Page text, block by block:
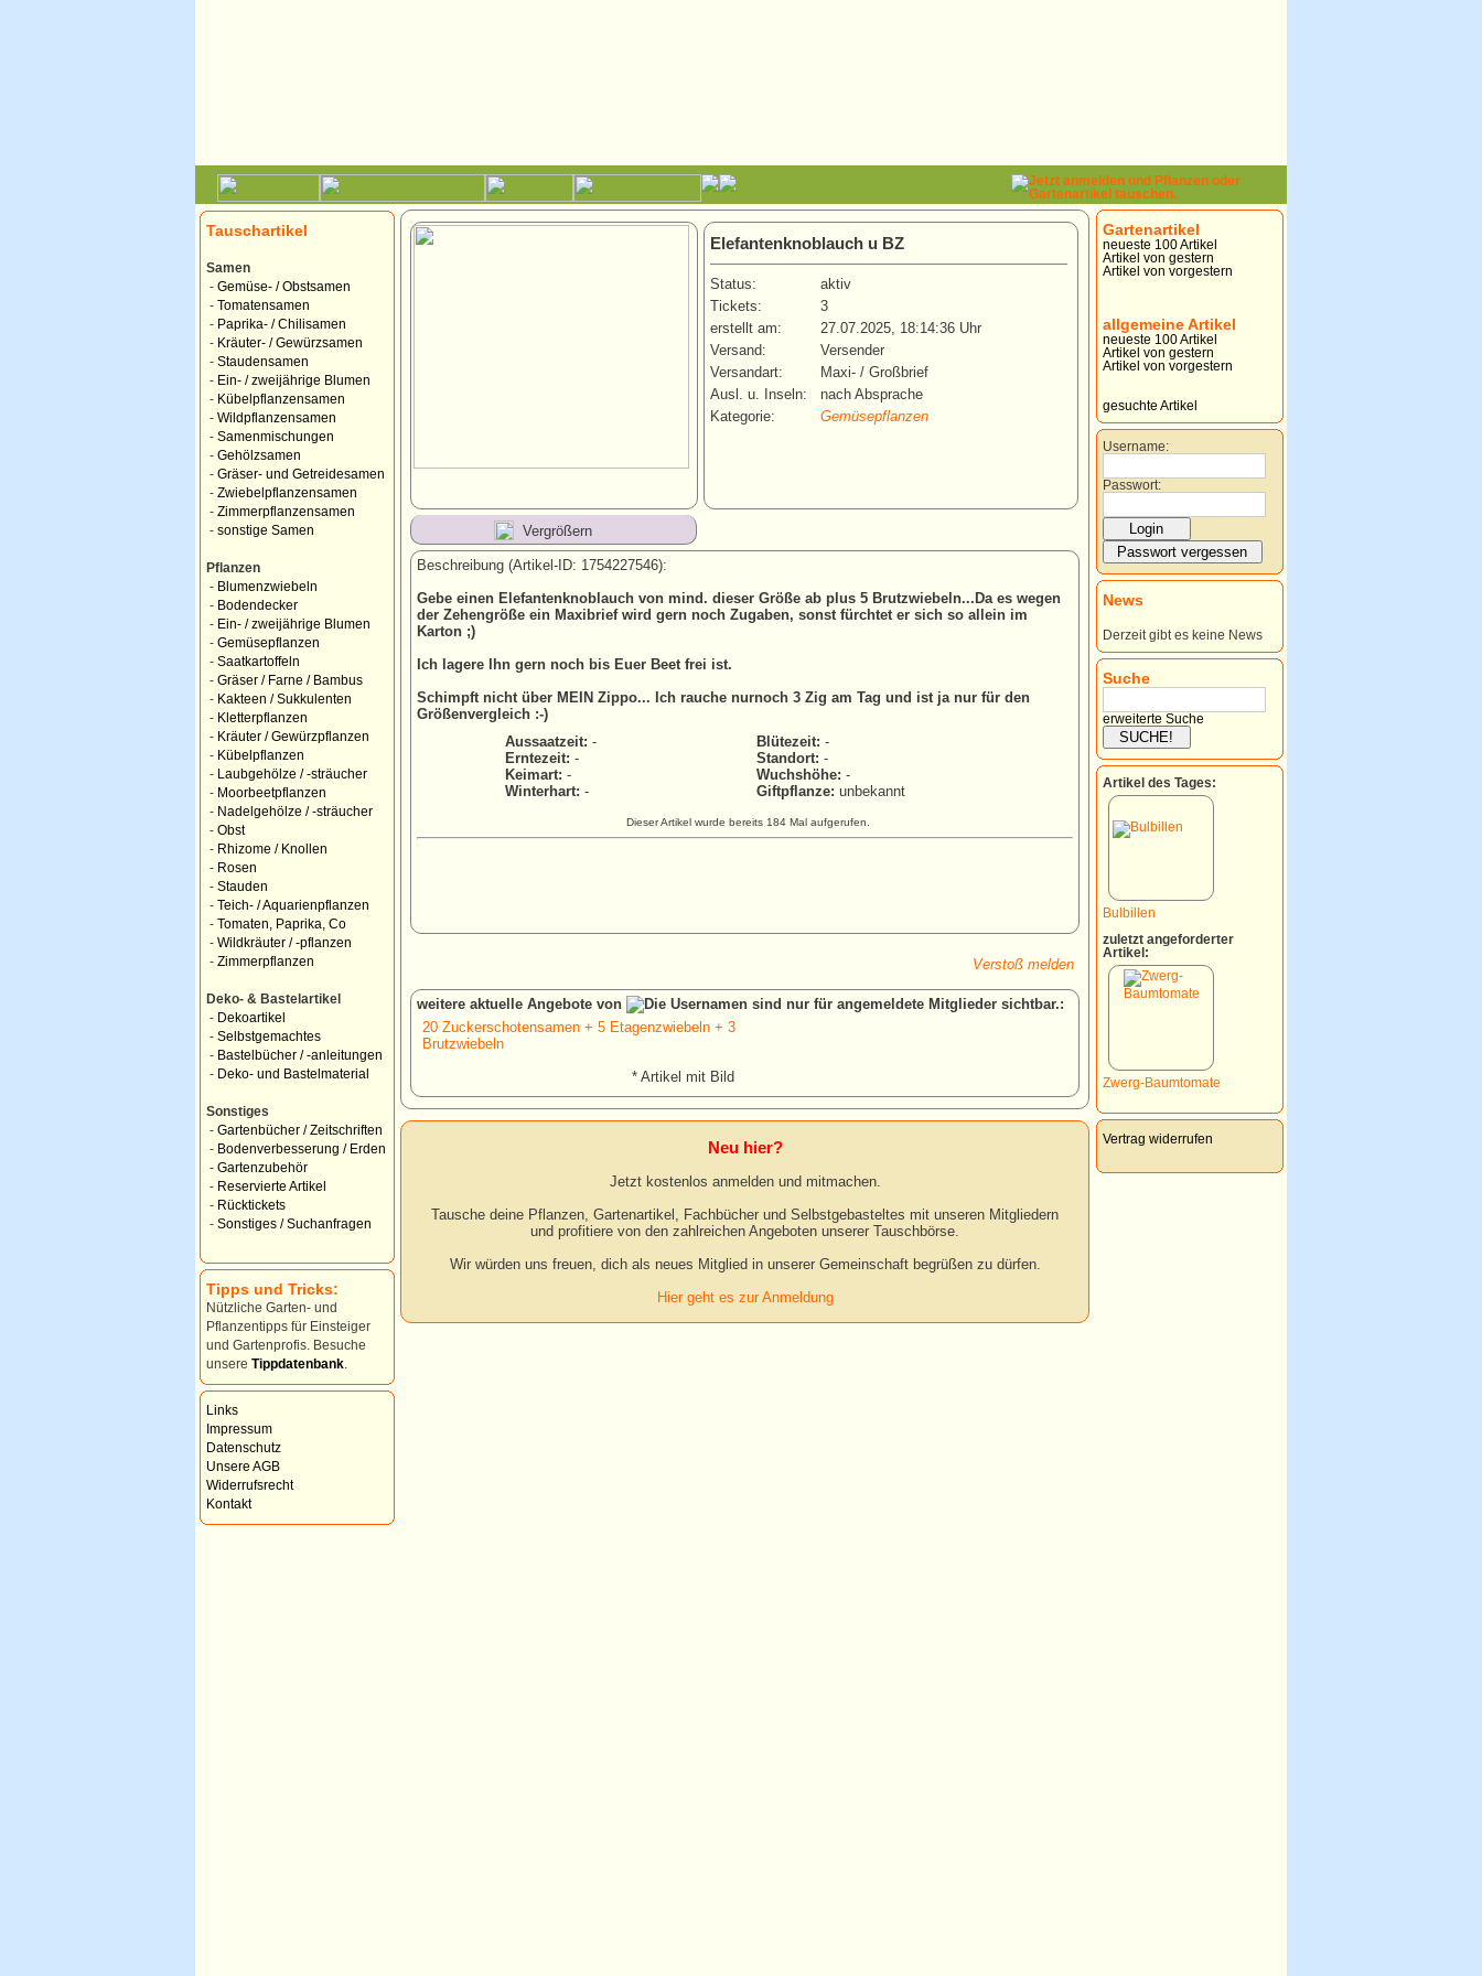
Tauschartikel
Samen
- Gemüse- / Obstsamen
- Tomatensamen
- Paprika- / Chilisamen
- Kräuter- / Gewürzsamen
- Staudensamen
- Ein- / zweijährige Blumen
- Kübelpflanzensamen
- Wildpflanzensamen
- Samenmischungen
- Gehölzsamen
- Gräser- und Getreidesamen
- Zwiebelpflanzensamen
- Zimmerpflanzensamen
- sonstige Samen
Pflanzen
- Blumenzwiebeln
- Bodendecker
- Ein- / zweijährige Blumen
- Gemüsepflanzen
- Saatkartoffeln
- Gräser / Farne / Bambus
- Kakteen / Sukkulenten
- Kletterpflanzen
- Kräuter / Gewürzpflanzen
- Kübelpflanzen
-
Laubgehölze / -sträucher
- Moorbeetpflanzen
- Nadelgehölze / -sträucher
- Obst
- Rhizome / Knollen
- Rosen
- Stauden
- Teich- / Aquarienpflanzen
- Tomaten, Paprika, Co
- Wildkräuter / -pflanzen
- Zimmerpflanzen
Deko- & Bastelartikel
- Dekoartikel
- Selbstgemachtes
- Bastelbücher / -anleitungen
- Deko- und Bastelmaterial
Sonstiges
- Gartenbücher / Zeitschriften
- Bodenverbesserung / Erden
- Gartenzubehör
- Reservierte Artikel
- Rücktickets
- Sonstiges / Suchanfragen
Tipps und Tricks:
Nützliche Garten- und
Pflanzentipps für Einsteiger
und Gartenprofis. Besuche
unsere Tippdatenbank
Links
Impressum
Datenschutz
Unsere AGB
Widerrufsrecht
Kontakt
Elefantenknoblauch u BZ
Status:
aktiv
Tickets:
3
erstellt am:
27.07.2025, 18:14:36 Uhr
Versand:
Versender
Versandart:
Maxi- / Großbrief
Ausl. u. Inseln:
nach Absprache
Kategorie:
Gemüsepflanzen
Vergrößern
Beschreibung (Artikel-ID: 1754227546):
Gebe einen Elefantenknoblauch von mind. dieser Größe ab plus 5 Brutzwiebeln...Da es wegen
der Zehengröße ein Maxibrief wird gern noch Zugaben, sonst fürchtet er sich so allein im
Karton ;)
Ich lagere Ihn gern noch bis Euer Beet frei ist.
Schimpft nicht über MEIN Zippo... Ich rauche nurnoch 3 Zig am Tag und ist ja nur für den
Größenvergleich :-)
Aussaatzeit: - Blütezeit: -
Erntezeit: - Standort: -
Keimart: - Wuchshöhe: -
Winterhart: - Giftpflanze: unbekannt
Dieser Artikel wurde bereits 184 Mal aufgerufen.
Verstoß melden
weitere aktuelle Angebote von
:
20 Zuckerschotensamen + 5 Etagenzwiebeln + 3
Brutzwiebeln
* Artikel mit Bild
Neu hier?
Jetzt kostenlos anmelden und mitmachen.
Tausche deine Pflanzen, Gartenartikel, Fachbücher und Selbstgebasteltes mit unseren Mitgliedern
und profitiere von den zahlreichen Angeboten unserer Tauschbörse.
Wir würden uns freuen, dich als neues Mitglied in unserer Gemeinschaft begrüßen zu dürfen.
Hier geht es zur Anmeldung
Gartenartikel
neueste 100 Artikel
Artikel von gestern
Artikel von vorgestern
allgemeine Artikel
neueste 100 Artikel
Artikel von gestern
Artikel von vorgestern
gesuchte Artikel
Username:
Passwort:
News
Derzeit gibt es keine News
Suche
erweiterte Suche
Artikel des Tages:
Bulbillen
zuletzt angeforderter
Artikel:
Zwerg-Baumtomate
Vertrag widerrufen